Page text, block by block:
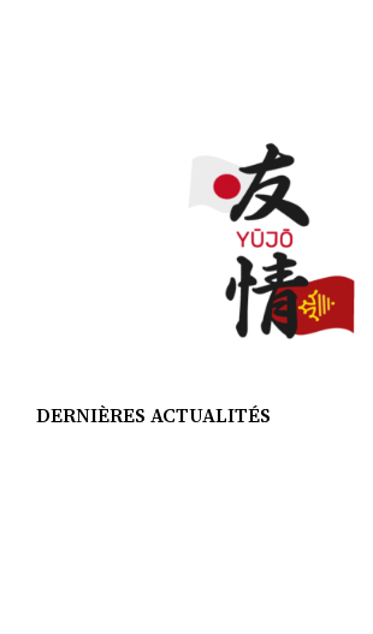
DERNIÈRES ACTUALITÉS